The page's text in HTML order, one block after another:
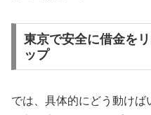
東京で安全に借金を
ップ
では、具体的にどう動け